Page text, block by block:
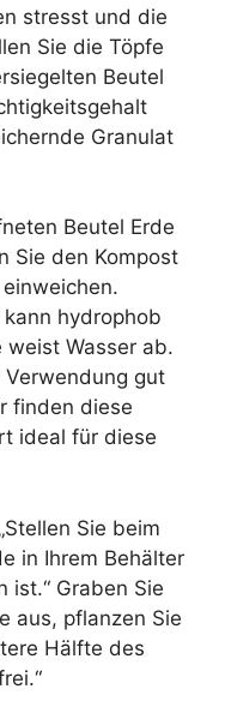
stresst und die
Sie die Töpfe
Beutel
Granulat
Beutel Erde
Sie den Kompost
hydrophob
Wasser ab.
gut
finden diese
ideal für diese
Sie beim
in Ihrem Behälter
ist.“ Graben Sie
aus, pflanzen Sie
Hälfte des